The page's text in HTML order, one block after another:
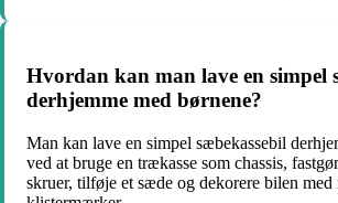
Hvordan kan man lave en simpel
derhjemme med børnene?
Man kan lave en simpel sæbekassebil
ved at bruge en trækasse som chassis,
skruer, tilføje et sæde og dekorere bilen